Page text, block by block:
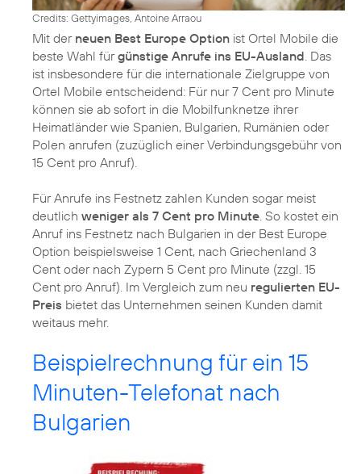
Credits: Gettyimages, Antoine Arraou
Mit der neuen Best Europe Option ist Ortel Mobile die
beste Wahl fürgünstige Anrufe ins EU-Ausland . Das
ist insbesondere für die internationale Zielgruppe von
Ortel Mobile entscheidend: Für nur 7 Cent pro Minute
können sie ab sofort in die Mobilfunknetze ihrer
Heimatländer wie Spanien, Bulgarien, Rumänien oder
Polen anrufen (zuzüglich einer Verbindungsgebühr von
15 Cent pro Anruf).
Für Anrufe ins Festnetz zahlen Kunden sogar meist
deutlich weniger als 7 Cent pro Minute . So kostet ein
Anruf ins Festnetz nach Bulgarien in der Best Europe
Option beispielsweise 1 Cent, nach Griechenland 3
Cent oder nach Zypern 5 Cent pro Minute (zzgl. 15
Cent pro Anruf). Im Vergleich zum neu regulierten EU-
Preis bietet das Unternehmen seinen Kunden damit
weitaus mehr.
Beispielrechnung für ein 15
Minuten-Telefonat nach
Bulgarien